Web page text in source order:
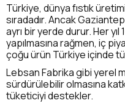
Türkiye, dünya fıstık
sıradadır. Ancak
ayrı bir yerde durur. Her
yapılmasına rağmen, iç
çoğu ürün Türkiye içinde
Lebsan Fabrika gibi yerel
sürdürülebilir olmasına
tüketiciyi destekler.